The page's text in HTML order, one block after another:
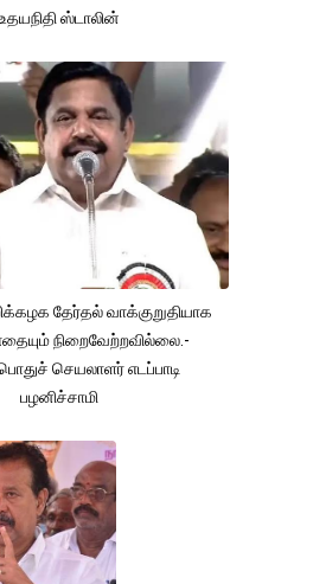
உதயநிதி ஸ்டாலின்
தேர்தல் வாக்குறுதியாக
நிறைவேற்றவில்லை.-
செயலாளர் எடப்பாடி
பழனிச்சாமி